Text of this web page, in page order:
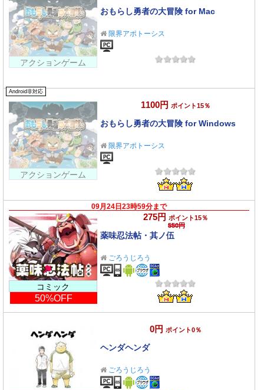
アクションゲーム
おもらし勇者の大冒険 for Mac
限界アポトーシス
Android非対応
アクションゲーム
1100円 ポイント15％
おもらし勇者の大冒険 for Windows
限界アポトーシス
09月24日23時59分まで
コミック
50%OFF
275円 ポイント15％
550円
薬味忍法帖・其ノ伍
ごろうじろう
0円 ポイント0％
ヘンダヘンダ
ごろうじろう